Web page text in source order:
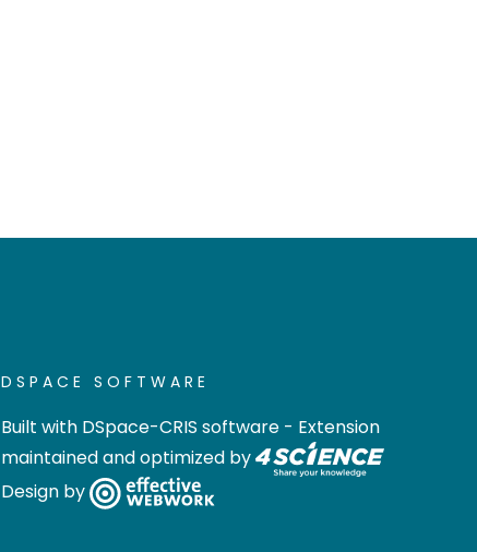
DSPACE SOFTWARE
Built with DSpace-CRIS software - Extension
maintained and optimized by
Design by